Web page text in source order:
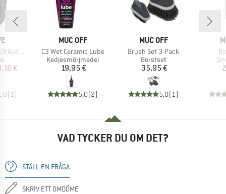
pris
€
(1 )
VARUMÄRKE
MUC OFF
Produkter
C3 Wet Ceramic Lube
Produktgrupp
Kedjesmörjmedel
Pris
19,95 €
5,0(2)
VARUMÄRKE
MUC OFF
Produkter
Brush Set 3-Pack
Produktgrupp
Borstset
Pris
35,95 €
5,0(1 )
VAD TYCKER DU OM DET?
STÄLL EN FRÅGA
SKRIV ETT OMDÖME